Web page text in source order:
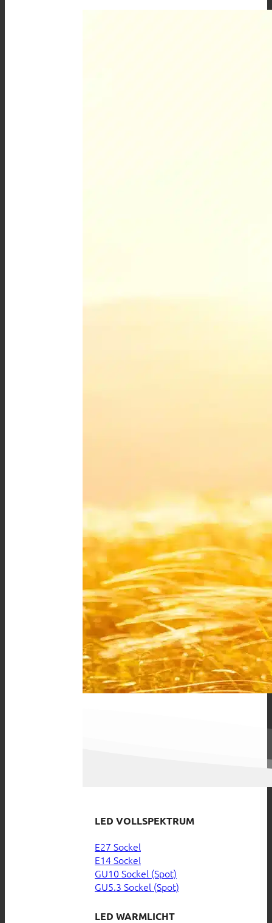
LED VOLLSPEKTRUM
E27 Sockel
E14 Sockel
GU10 Sockel (Spot)
GU5.3 Sockel (Spot)
LED WARMLICHT